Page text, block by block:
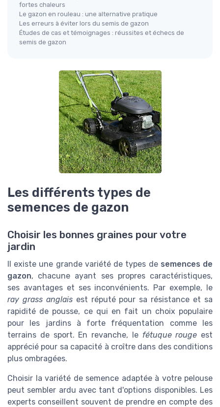
fortes chaleurs
Le gazon en rouleau : une alternative pratique
Les erreurs à éviter lors du semis de gazon
Études de cas et témoignages : réussites et échecs de
semis de gazon
Les différents types de
semences de gazon
Choisir les bonnes graines pour votre
jardin
Il existe une grande variété de types de semences de
gazon, chacune ayant ses propres caractéristiques,
ses avantages et ses inconvénients. Par exemple, le
ray grass anglaisest réputé pour sa résistance et sa
rapidité de pousse, ce qui en fait un choix populaire
pour les jardins à forte fréquentation comme les
terrains de sport. En revanche, le fétuque rouge est
apprécié pour sa capacité à croître dans des conditions
plus ombragées.
Choisir la variété de semence adaptée à votre pelouse
peut sembler ardu avec tant d'options disponibles. Les
experts conseillent souvent de prendre en compte des